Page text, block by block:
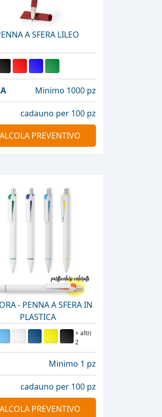
A SFERA LILEO
Minimo 1000 pz
cadauno per 100 pz
PREVENTIVO
- PENNA A SFERA IN
PLASTICA
+ altri
2
Minimo 1 pz
cadauno per 100 pz
PREVENTIVO